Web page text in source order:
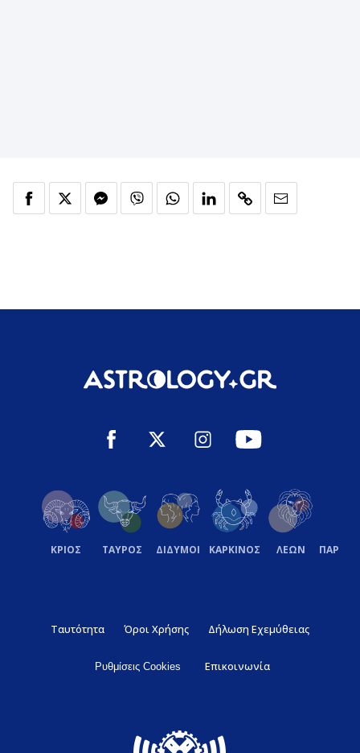
ΚΡΙΟΣ ΤΑΥΡΟΣ ΔΙΔΥΜΟΙ ΚΑΡΚΙΝΟΣ ΛΕΩΝ
Ταυτότητα Όροι Χρήσης Δήλωση Εχεμύθειας
Ρυθμίσεις Cookies Επικοινωνία